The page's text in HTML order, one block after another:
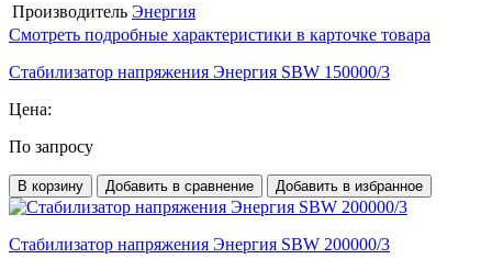
Производитель Энергия
Смотреть подробные характеристики в карточке товара
Стабилизатор напряжения Энергия SBW 150000/3
Цена:
По запросу
В корзину Добавить в сравнение Добавить в избранное
Стабилизатор напряжения Энергия SBW 200000/3